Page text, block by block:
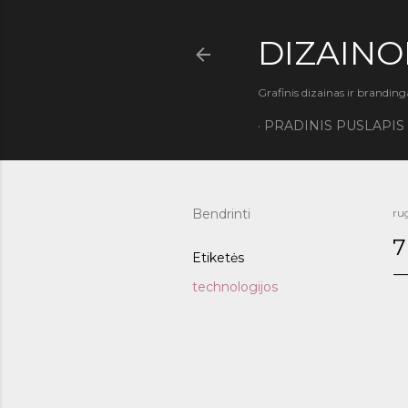
Grafinis dizainas ir
PRADINIS PUSLAPIS
Bendrinti
Etiketės
technologijos